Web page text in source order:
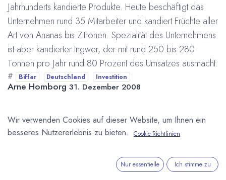
Jahrhunderts kandierte Produkte. Heute beschäftigt das
Unternehmen rund 35 Mitarbeiter und kandiert Früchte aller
Art von Ananas bis Zitronen. Spezialität des Unternehmens
ist aber kandierter Ingwer, der mit rund 250 bis 280
Tonnen pro Jahr rund 80 Prozent des Umsatzes ausmacht.
# Biffar Deutschland Investition
Arne Homborg 31. Dezember 2008
DIESEN BEITRAG TEILEN
Wir verwenden Cookies auf dieser Website, um Ihnen ein
besseres Nutzererlebnis zu bieten.
Cookie-Richtlinien
Nur essentielle Ich stimme zu